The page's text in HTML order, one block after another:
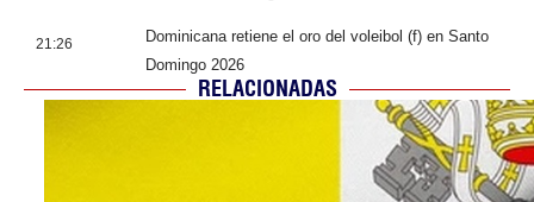
21:26
Dominicana retiene el oro del voleibol (f) en Santo
Domingo 2026
RELACIONADAS